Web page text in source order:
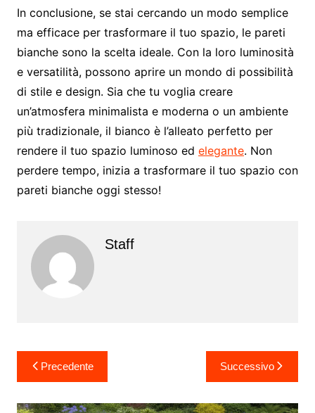
In conclusione, se stai cercando un modo semplice
ma efficace per trasformare il tuo spazio, le pareti
bianche sono la scelta ideale. Con la loro luminosità
e versatilità, possono aprire un mondo di possibilità
di stile e design. Sia che tu voglia creare
un’atmosfera minimalista e moderna o un ambiente
più tradizionale, il bianco è l’alleato perfetto per
rendere il tuo spazio luminoso ed elegante. Non
perdere tempo, inizia a trasformare il tuo spazio con
pareti bianche oggi stesso!
Staff
Navigazione
articoli
Precedente Successivo